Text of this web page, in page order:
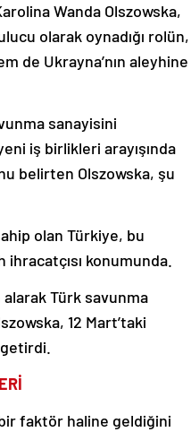
Wanda Olszowska,
olarak oynadığı rolün,
de Ukrayna’nın aleyhine
sanayisini
iş birlikleri arayışında
belirten Olszowska, şu
olan Türkiye, bu
konumunda.
alarak Türk savunma
12 Mart’taki
faktör haline geldiğini